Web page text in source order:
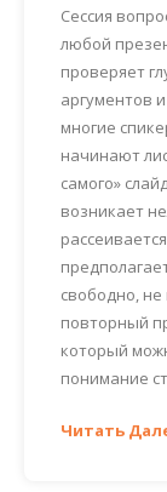
Сессия
любой
проверяет
аргументов
многие
начинают
самого»
возникает
свободно,
повторный
который
понимание
Читать